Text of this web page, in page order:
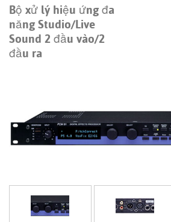
hỗ trợ
Bộ xử lý hiệu ứng đa
năng Studio/Live
Sound 2 đầu vào/2
đầu ra